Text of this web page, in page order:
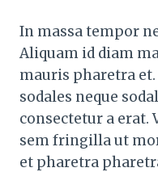
In massa tempor
Aliquam id diam
mauris pharetra
sodales neque
consectetur a erat.
sem fringilla ut
et pharetra